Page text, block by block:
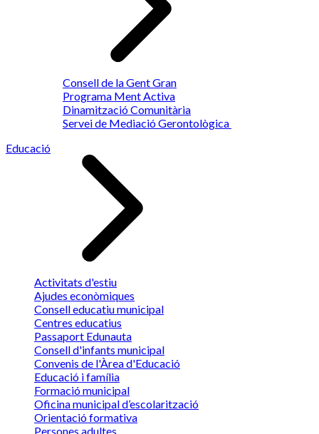
Consell de la Gent Gran
Programa Ment Activa
Dinamització Comunitària
Servei de Mediació Gerontològica
Educació
Activitats d'estiu
Ajudes econòmiques
Consell educatiu municipal
Centres educatius
Passaport Edunauta
Consell d'infants municipal
Convenis de l'Àrea d'Educació
Educació i família
Formació municipal
Oficina municipal d’escolarització
Orientació formativa
Persones adultes